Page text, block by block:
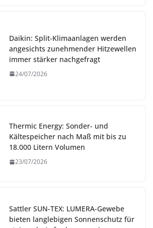
Daikin: Split-Klimaanlagen werden
angesichts zunehmender Hitzewellen
immer stärker nachgefragt
24/07/2026
Thermic Energy: Sonder- und
Kältespeicher nach Maß mit bis zu
18.000 Litern Volumen
23/07/2026
Sattler SUN-TEX: LUMERA-Gewebe
bieten langlebigen Sonnenschutz für